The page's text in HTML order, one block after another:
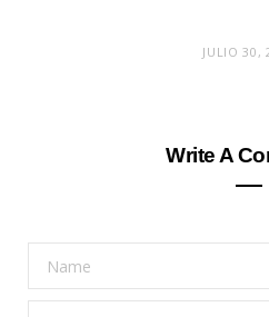
JULIO 30,
Write A